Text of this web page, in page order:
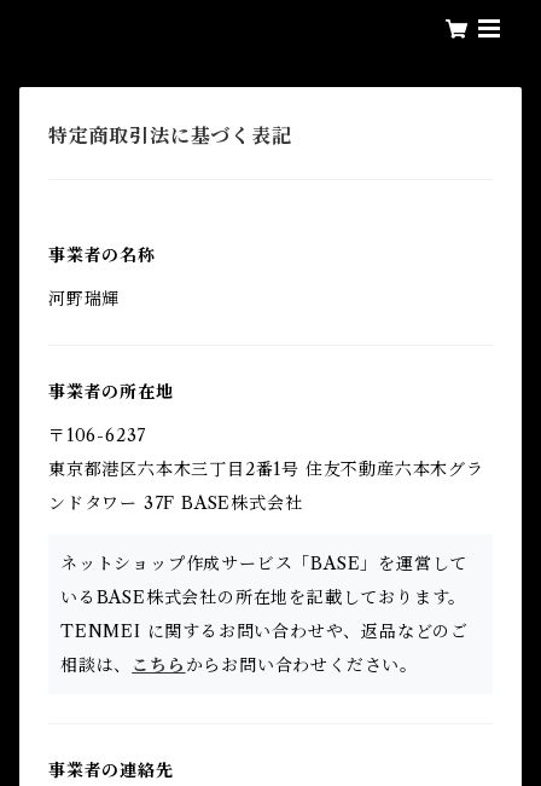
特定商取引法に基づく表記
事業者の名称
河野瑞輝
事業者の所在地
〒106-6237
東京都港区六本木三丁目2番1号 住友不動産六本木グラ
ンドタワー 37F BASE株式会社
ネットショップ作成サービス「BASE」を運営して
いるBASE株式会社の所在地を記載しております。
TENMEI に関するお問い合わせや、返品などのご
相談は、 こちら からお問い合わせください。
事業者の連絡先